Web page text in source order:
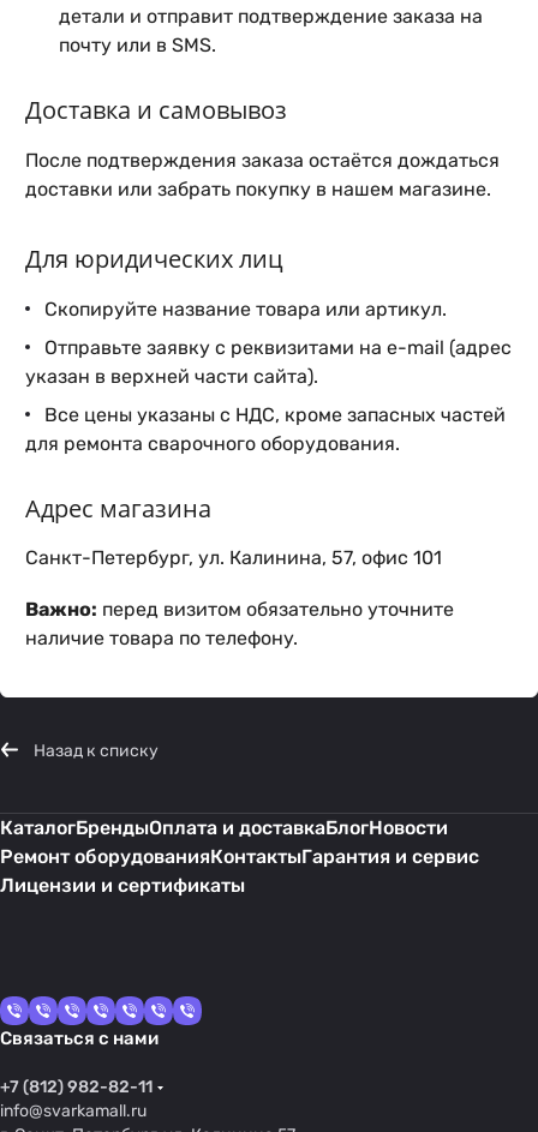
детали и отправит подтверждение заказа на
почту или в SMS.
Доставка и самовывоз
После подтверждения заказа остаётся дождаться
доставки или забрать покупку в нашем магазине.
Для юридических лиц
Скопируйте название товара или артикул.
Отправьте заявку с реквизитами на e-mail (адрес
указан в верхней части сайта).
Все цены указаны с НДС, кроме запасных частей
для ремонта сварочного оборудования.
Адрес магазина
Санкт-Петербург, ул. Калинина, 57, офис 101
Важно: перед визитом обязательно уточните
наличие товара по телефону.
Назад к списку
КаталогБрендыОплата и доставкаБлогНовости
Ремонт оборудованияКонтактыГарантия и сервис
Лицензии и сертификаты
Связаться с нами
+7 (812) 982-82-11
info@svarkamall.ru